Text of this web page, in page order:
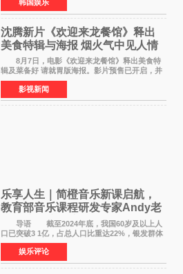
Groovy Room创立的hip-hop厂牌，旗下拥有多
位实力派音乐人，在韩
韩国娱乐
沈腾新片《欢迎来龙餐馆》释出
美食特辑与海报 烟火气中见人情
温暖
8月7日，电影《欢迎来龙餐馆》释出美食特
辑及菜备好 请就胃版海报。影片预售已开启，并
将于8月8日至10日14:00-21:00举行全国超前点
映。电影《欢迎来龙餐馆》作为战争美食喜剧大
片，讲述了中国
影视新闻
乐享人生｜简橙音乐新课启航，
教育部音乐课程研发专家Andy老
师重磅入驻领航银龄琴声
导语 截至2024年底，我国60岁及以上人
口已突破3 1亿，占总人口比重达22%，银发群体
的精神文化需求日益凸显。2024年1月，国务院办
公厅印发《关于发展银发经济增进老年人福祉的
意见》——这是
娱乐评论